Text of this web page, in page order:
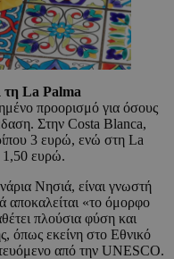
τη La Palma
προορισμό για όσους
Στην Costa Blanca,
3 ευρώ, ενώ στη La
1,50 ευρώ.
Νησιά, είναι γνωστή
αποκαλείται «το όμορφο
πλούσια φύση και
όπως εκείνη στο Εθνικό
από την UNESCO.